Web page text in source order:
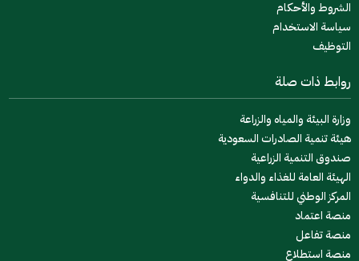
الشروط والأحكام
سياسة الاستخدام
التوظيف
روابط ذات صلة
وزارة البيئة والمياه والزراعة
هيئة تنمية الصادرات السعودية
صندوق التنمية الزراعية
الهيئة العامة للغذاء والدواء
المركز الوطني للتنافسية
منصة اعتماد
منصة تفاعل
منصة استطلاع